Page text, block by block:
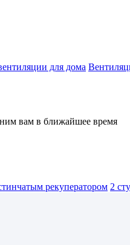
для дома
вам в ближайшее время
рекуператором 2